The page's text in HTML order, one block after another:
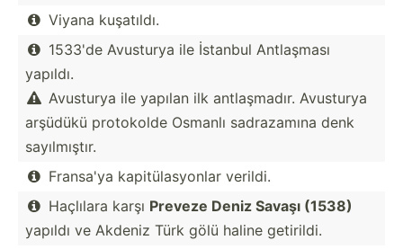
 Viyana kuşatıldı.

1533'de Avusturya ile İstanbul Antlaşması
yapıldı.

Avusturya ile yapılan ilk antlaş­madır. Avusturya
arşüdükü protokolde Osmanlı sadraz­amına denk
sayılm­ıştır.
 Fransa'ya kapitü­las­yonlar verildi.
 Haçlılara karşı Preveze Deniz Savaşı (1538)
yapıldı ve Akdeniz Türk gölü haline getirildi.